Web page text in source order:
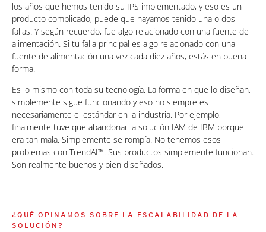
los años que hemos tenido su IPS implementado, y eso es un
producto complicado, puede que hayamos tenido una o dos
fallas. Y según recuerdo, fue algo relacionado con una fuente de
alimentación. Si tu falla principal es algo relacionado con una
fuente de alimentación una vez cada diez años, estás en buena
forma.
Es lo mismo con toda su tecnología. La forma en que lo diseñan,
simplemente sigue funcionando y eso no siempre es
necesariamente el estándar en la industria. Por ejemplo,
finalmente tuve que abandonar la solución IAM de IBM porque
era tan mala. Simplemente se rompía. No tenemos esos
problemas con TrendAI™. Sus productos simplemente funcionan.
Son realmente buenos y bien diseñados.
¿QUÉ OPINAMOS SOBRE LA ESCALABILIDAD DE LA
SOLUCIÓN?